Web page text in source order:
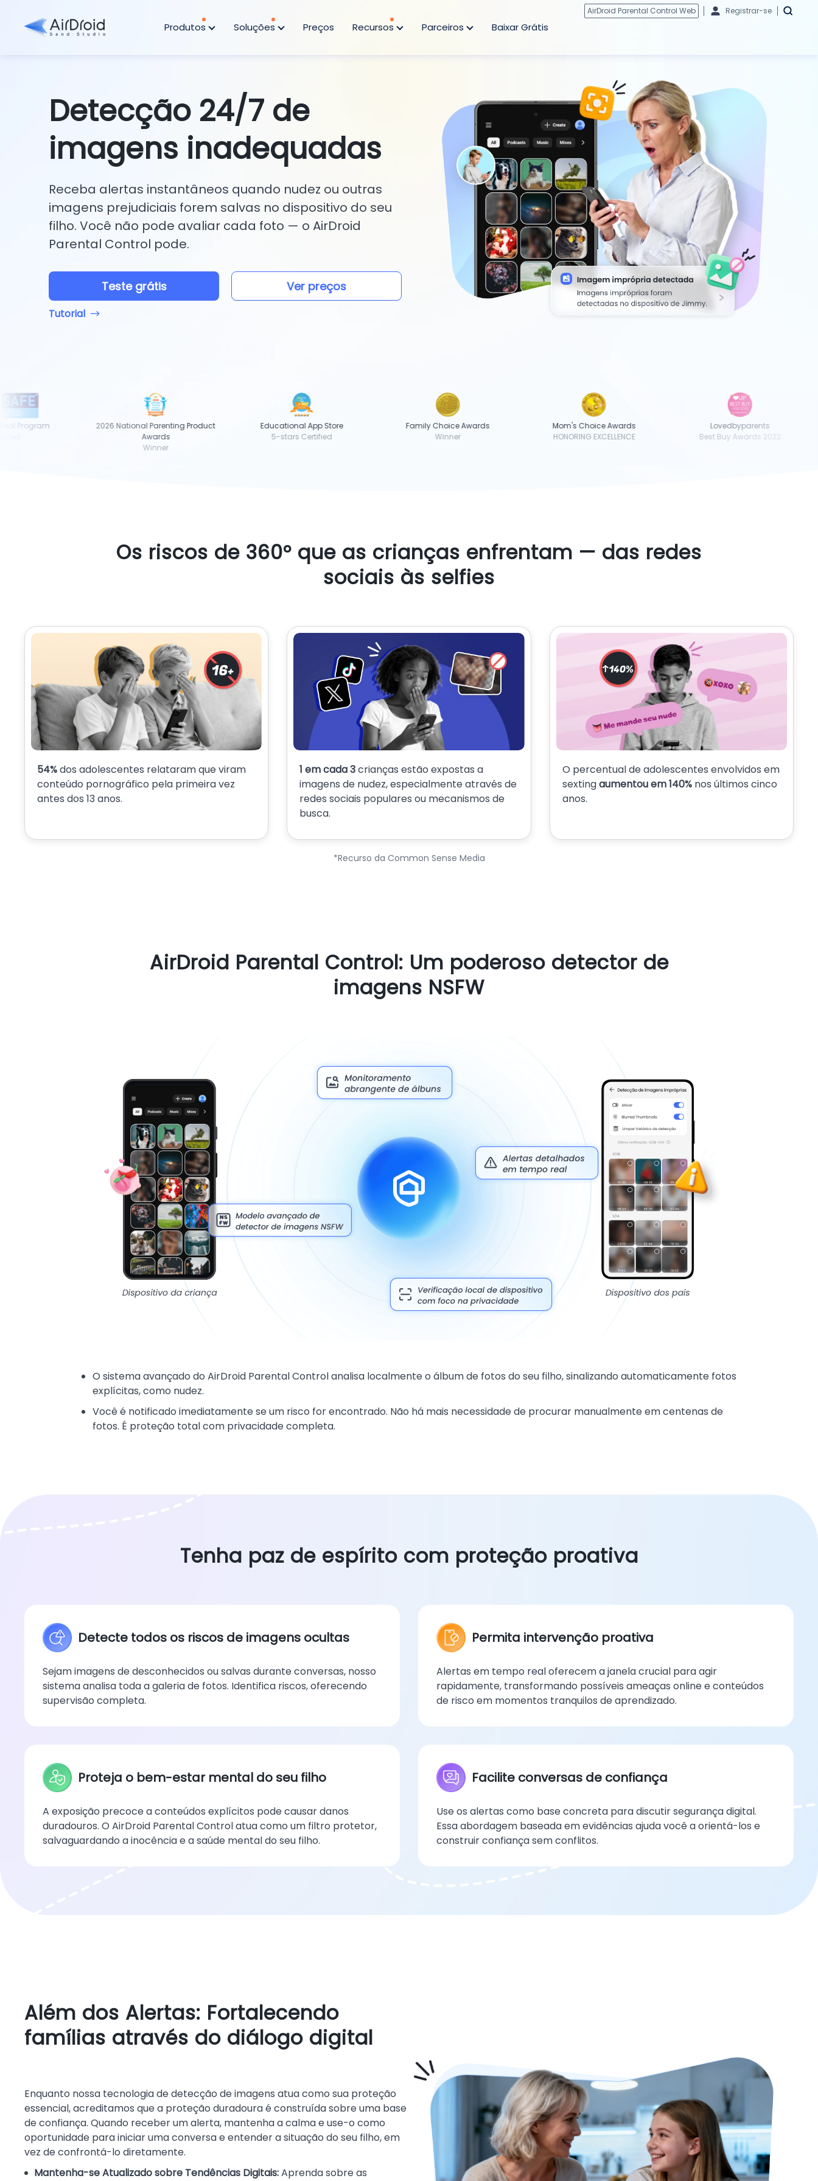
Produtos Soluções Preços Recursos Parceiros Baixar Grátis
AirDroid Parental Control Web Registrar-se
Detecção 24/7 de
imagens inadequadas
Receba alertas instantâneos quando nudez ou outras
imagens prejudiciais forem salvas no dispositivo do seu
filho. Você não pode avaliar cada foto — o AirDroid
Parental Control pode.
Teste grátis Ver preços
Tutorial
Program
2026 National Parenting Product
Awards
Winner
Educational App Store
5-stars Certified
Family Choice Awards
Winner
Mom's Choice Awards
HONORING EXCELLENCE
Lovedbyparents
Best Buy Awards 2022
Os riscos de 360° que as crianças enfrentam — das redes
sociais às selfies
54%dos adolescentes relataram que viram
conteúdo pornográfico pela primeira vez
antes dos 13 anos.
1 em cada 3crianças estão expostas a
imagens de nudez, especialmente através de
redes sociais populares ou mecanismos de
busca.
O percentual de adolescentes envolvidos em
sextingaumentou em 140% nos últimos cinco
anos.
*Recurso da Common Sense Media
AirDroid Parental Control: Um poderoso detector de
imagens NSFW
O sistema avançado do AirDroid Parental Control analisa localmente o álbum de fotos do seu filho, sinalizando automaticamente fotos
explícitas, como nudez.
Você é notificado imediatamente se um risco for encontrado. Não há mais necessidade de procurar manualmente em centenas de
fotos. É proteção total com privacidade completa.
Tenha paz de espírito com proteção proativa
Detecte todos os riscos de imagens ocultas
Sejam imagens de desconhecidos ou salvas durante conversas, nosso
sistema analisa toda a galeria de fotos. Identifica riscos, oferecendo
supervisão completa.
Permita intervenção proativa
Alertas em tempo real oferecem a janela crucial para agir
rapidamente, transformando possíveis ameaças online e conteúdos
de risco em momentos tranquilos de aprendizado.
Proteja o bem-estar mental do seu filho
A exposição precoce a conteúdos explícitos pode causar danos
duradouros. O AirDroid Parental Control atua como um filtro protetor,
salvaguardando a inocência e a saúde mental do seu filho.
Facilite conversas de confiança
Use os alertas como base concreta para discutir segurança digital.
Essa abordagem baseada em evidências ajuda você a orientá-los e
construir confiança sem conflitos.
Além dos Alertas: Fortalecendo
famílias através do diálogo digital
Enquanto nossa tecnologia de detecção de imagens atua como sua proteção
essencial, acreditamos que a proteção duradoura é construída sobre uma base
de confiança. Quando receber um alerta, mantenha a calma e use-o como
oportunidade para iniciar uma conversa e entender a situação do seu filho, em
vez de confrontá-lo diretamente.
Mantenha-se Atualizado sobre Tendências Digitais:Aprenda sobre as